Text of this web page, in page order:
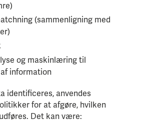
(sammenligning med
og maskinlæring til
information
identificeres, anvendes
for at afgøre, hvilken
Det kan være: